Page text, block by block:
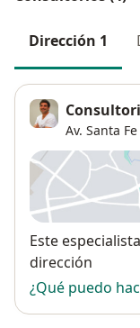
Dirección 1
Av. Santa
Disponibilidad
Este
dirección
¿Qué puedo